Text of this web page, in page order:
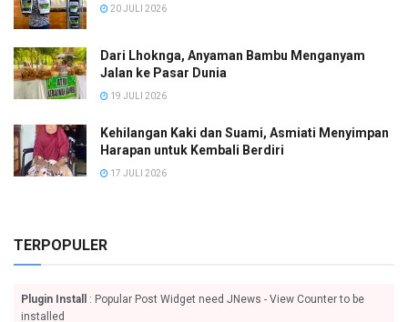
20 JULI 2026
Dari Lhoknga, Anyaman Bambu Menganyam
Jalan ke Pasar Dunia
19 JULI 2026
Kehilangan Kaki dan Suami, Asmiati Menyimpan
Harapan untuk Kembali Berdiri
17 JULI 2026
TERPOPULER
Plugin Install
: Popular Post Widget need JNews - View Counter to be
installed